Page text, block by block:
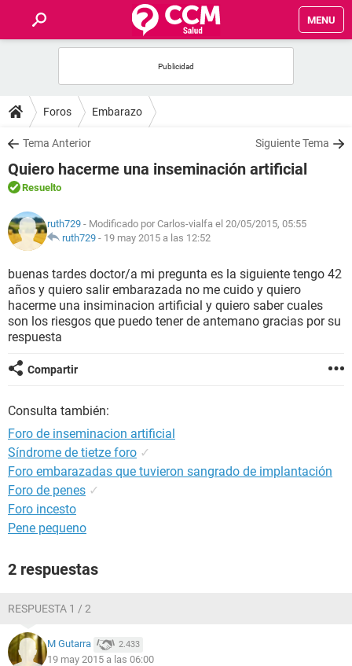
MENU
FOROS
SALUD
FAMILIA
NUTRICIÓN
SEXUALIDAD
GLOSARIO
Foros Embarazo
Tema Anterior Siguiente Tema
Quiero hacerme una inseminación artificial
Resuelto
ruth729 - Modificado por Carlos-vialfa el 20/05/2015, 05:55
ruth729 - 19 may 2015 a las 12:52
buenas tardes doctor/a mi pregunta es la siguiente tengo 42
años y quiero salir embarazada no me cuido y quiero
hacerme una insiminacion artificial y quiero saber cuales
son los riesgos que puedo tener de antemano gracias por su
respuesta
Compartir
Consulta también:
Foro de inseminacion artificial
Síndrome de tietze foro ✓
Foro embarazadas que tuvieron sangrado de implantación
Foro de penes ✓
Foro incesto
Pene pequeno
2 respuestas
RESPUESTA 1 / 2
M Gutarra 2.433
19 may 2015 a las 06:00